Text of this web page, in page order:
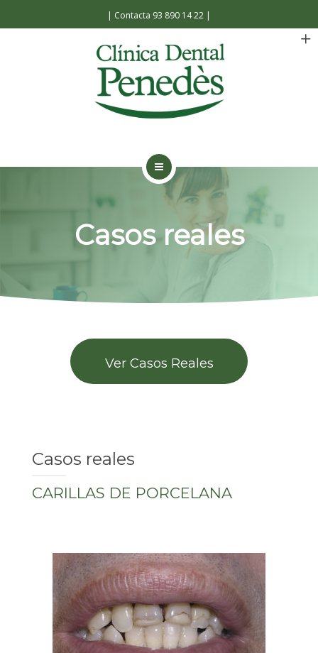
| Contacta 93 890 14 22 |
FACILIDADES
CONTACTO
Casos reales
Ver Casos Reales
Casos reales
CARILLAS DE PORCELANA